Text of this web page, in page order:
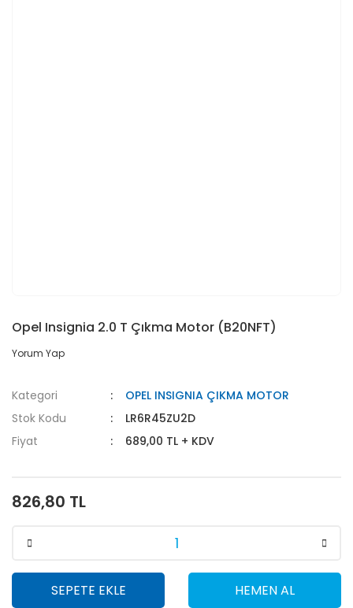
Opel Insignia 2.0 T Çıkma Motor (B20NFT)
Yorum Yap
Kategori
OPEL INSIGNIA ÇIKMA MOTOR
Stok Kodu
LR6R45ZU2D
Fiyat
689,00 TL + KDV
826,80 TL
SEPETE EKLE HEMEN AL